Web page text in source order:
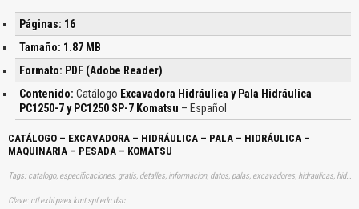
Páginas: 16
Tamaño: 1.87 MB
Formato: PDF (Adobe Reader)
Contenido: Catálogo Excavadora Hidráulica y Pala Hidráulica
PC1250-7 y PC1250 SP-7 Komatsu – Español
CATÁLOGO – EXCAVADORA – HIDRÁULICA – PALA – HIDRÁULICA –
MAQUINARIA – PESADA – KOMATSU
Tags: catalogo, especificaciones, gratis, detalles, informacion, datos, palas, excavadores, hidraulicas, hidraulicos, aprender, descargas
Clave: ctl exhi paex kmt spf edc dsc